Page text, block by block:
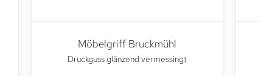
Möbelgriff Bruckmühl
Druckguss glänzend vermessingt